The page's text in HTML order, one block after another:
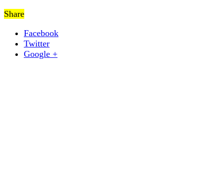
Share
Facebook
Twitter
Google +